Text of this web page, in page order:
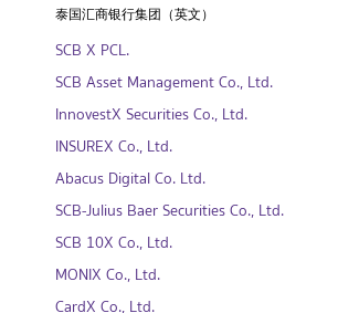
泰国汇商银行集团（英文）
SCB X PCL.
SCB Asset Management Co., Ltd.
InnovestX Securities Co., Ltd.
INSUREX Co., Ltd.
Abacus Digital Co. Ltd.
SCB-Julius Baer Securities Co., Ltd.
SCB 10X Co., Ltd.
MONIX Co., Ltd.
CardX Co., Ltd.